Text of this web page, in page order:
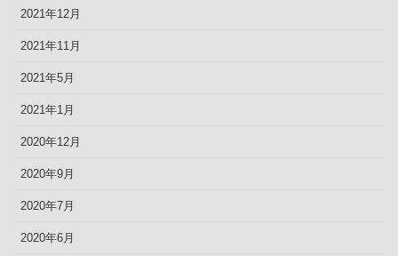
2021年12月
2021年11月
2021年5月
2021年1月
2020年12月
2020年9月
2020年7月
2020年6月